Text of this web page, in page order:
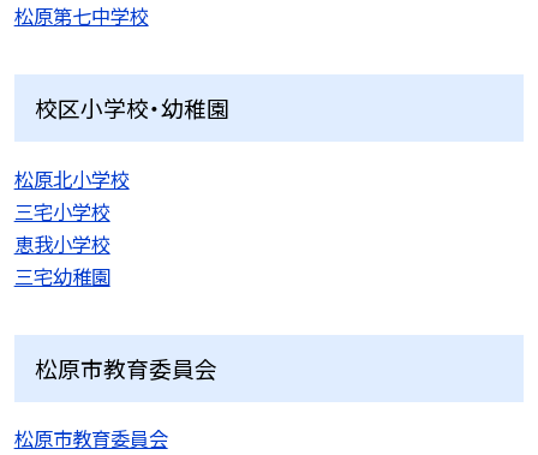
松原第七中学校
校区小学校・幼稚園
松原北小学校
三宅小学校
恵我小学校
三宅幼稚園
松原市教育委員会
松原市教育委員会